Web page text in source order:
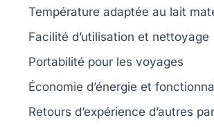
Température adaptée au lait
Facilité d’utilisation et nettoyage
Portabilité pour les voyages
Économie d’énergie et
Retours d’expérience d’autres